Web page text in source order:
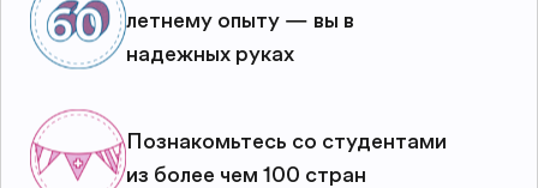
летнему опыту — вы в
надежных руках
Познакомьтесь со студентами
из более чем 100 стран